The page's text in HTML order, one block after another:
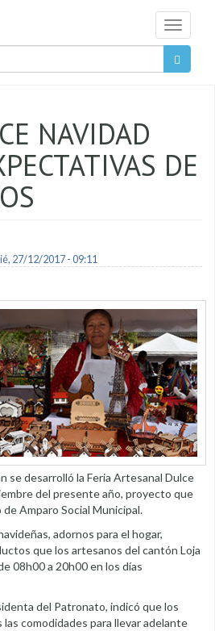
Toggle
NAVIDAD
DE
27/12/2017 - 09:11
se desarrolló la Feria Artesanal Dulce
del presente año, proyecto que
Amparo Social Municipal.
adornos para el hogar,
que los artesanos del cantón Loja
08h00 a 20h00 en los días
del Patronato, indicó que los
comodidades para llevar adelante